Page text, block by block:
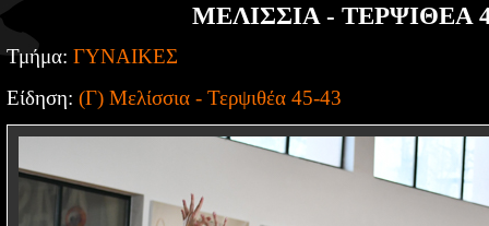
ΜΕΛΙΣΣΙΑ - ΤΕΡΨΙΘΕΑ
Τμήμα: ΓΥΝΑΙΚΕΣ
Είδηση: (Γ) Μελίσσια - Τερψιθέα 45-43